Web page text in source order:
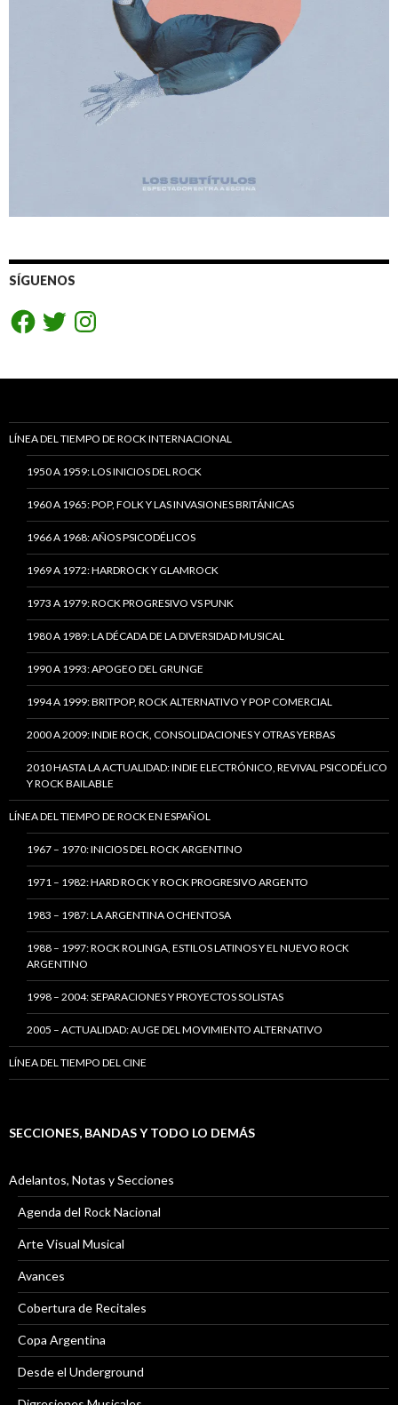
SÍGUENOS
FacebookTwitterInstagram
LÍNEA DEL TIEMPO DE ROCK INTERNACIONAL
1950 A 1959: LOS INICIOS DEL ROCK
1960 A 1965: POP, FOLK Y LAS INVASIONES BRITÁNICAS
1966 A 1968: AÑOS PSICODÉLICOS
1969 A 1972: HARDROCK Y GLAMROCK
1973 A 1979: ROCK PROGRESIVO VS PUNK
1980 A 1989: LA DÉCADA DE LA DIVERSIDAD MUSICAL
1990 A 1993: APOGEO DEL GRUNGE
1994 A 1999: BRITPOP, ROCK ALTERNATIVO Y POP COMERCIAL
2000 A 2009: INDIE ROCK, CONSOLIDACIONES Y OTRAS YERBAS
2010 HASTA LA ACTUALIDAD: INDIE ELECTRÓNICO, REVIVAL PSICODÉLICO
Y ROCK BAILABLE
LÍNEA DEL TIEMPO DE ROCK EN ESPAÑOL
1967 – 1970: INICIOS DEL ROCK ARGENTINO
1971 – 1982: HARD ROCK Y ROCK PROGRESIVO ARGENTO
1983 – 1987: LA ARGENTINA OCHENTOSA
1988 – 1997: ROCK ROLINGA, ESTILOS LATINOS Y EL NUEVO ROCK
ARGENTINO
1998 – 2004: SEPARACIONES Y PROYECTOS SOLISTAS
2005 – ACTUALIDAD: AUGE DEL MOVIMIENTO ALTERNATIVO
LÍNEA DEL TIEMPO DEL CINE
SECCIONES, BANDAS Y TODO LO DEMÁS
Adelantos, Notas y Secciones
Agenda del Rock Nacional
Arte Visual Musical
Avances
Cobertura de Recitales
Copa Argentina
Desde el Underground